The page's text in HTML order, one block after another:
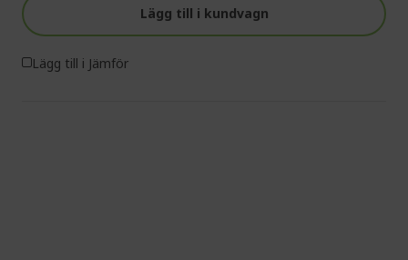
Lägg till i kundvagn
Lägg till i Jämför